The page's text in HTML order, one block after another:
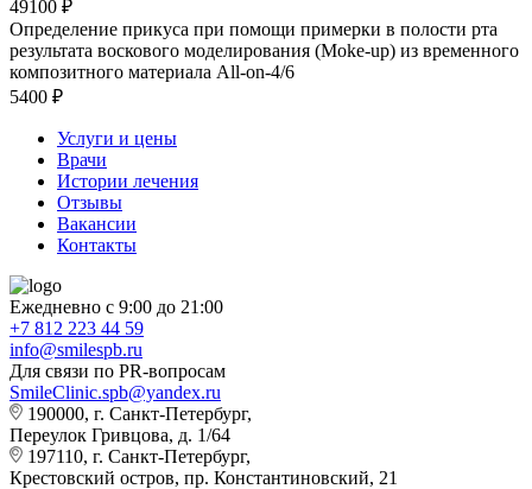
49100 ₽
Определение прикуса при помощи примерки в полости рта
результата воскового моделирования (Moke-up) из временного
композитного материала All-on-4/6
5400 ₽
Услуги и цены
Врачи
Истории лечения
Отзывы
Вакансии
Контакты
Ежедневно с 9:00 до 21:00
+7 812 223 44 59
info@smilespb.ru
Для связи по PR-вопросам
SmileClinic.spb@yandex.ru
190000, г. Санкт-Петербург,
Переулок Гривцова, д. 1/64
197110, г. Санкт-Петербург,
Крестовский остров, пр. Константиновский, 21